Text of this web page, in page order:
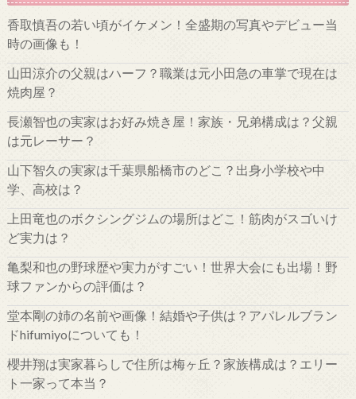
香取慎吾の若い頃がイケメン！全盛期の写真やデビュー当
時の画像も！
山田涼介の父親はハーフ？職業は元小田急の車掌で現在は
焼肉屋？
長瀬智也の実家はお好み焼き屋！家族・兄弟構成は？父親
は元レーサー？
山下智久の実家は千葉県船橋市のどこ？出身小学校や中
学、高校は？
上田竜也のボクシングジムの場所はどこ！筋肉がスゴいけ
ど実力は？
亀梨和也の野球歴や実力がすごい！世界大会にも出場！野
球ファンからの評価は？
堂本剛の姉の名前や画像！結婚や子供は？アパレルブラン
ドhifumiyoについても！
櫻井翔は実家暮らしで住所は梅ヶ丘？家族構成は？エリー
ト一家って本当？